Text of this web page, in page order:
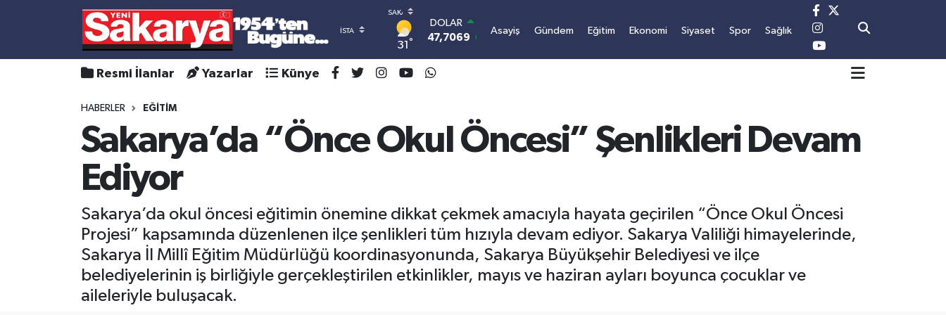
31 °
DOLAR
47,7069 0.17
55,0265
6618.49 2.12
BİST100
13.887
64
Asayiş Gündem Eğitim Ekonomi Siyaset Spor Sağlık
Resmi İlanlar Yazarlar Künye
HABERLER EĞİTİM
Sakarya’da “Önce Okul Öncesi” Şenlikleri Devam
Ediyor
Sakarya’da okul öncesi eğitimin önemine dikkat çekmek amacıyla hayata geçirilen “Önce Okul Öncesi
Projesi” kapsamında düzenlenen ilçe şenlikleri tüm hızıyla devam ediyor. Sakarya Valiliği himayelerinde,
Sakarya İl Millî Eğitim Müdürlüğü koordinasyonunda, Sakarya Büyükşehir Belediyesi ve ilçe
belediyelerinin iş birliğiyle gerçekleştirilen etkinlikler, mayıs ve haziran ayları boyunca çocuklar ve
aileleriyle buluşacak.